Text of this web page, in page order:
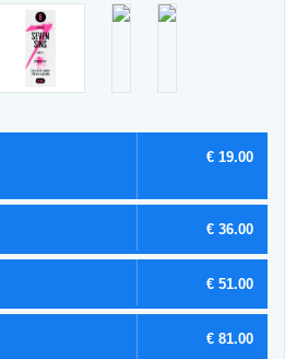
€ 19.00
€ 36.00
€ 51.00
€ 81.00